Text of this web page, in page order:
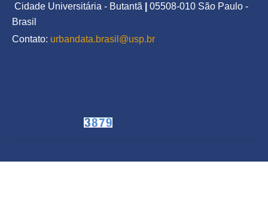
Cidade Universitária - Butantã
05508-010 São Paulo -
Brasil
Contato: urbandata.brasil@usp.br